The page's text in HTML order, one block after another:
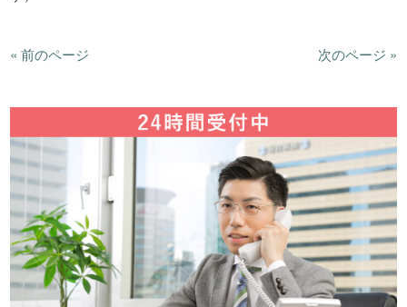
« 前のページ 次のページ »